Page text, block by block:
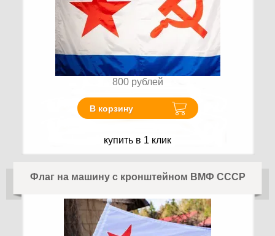
800 рублей
В корзину
купить в 1 клик
Флаг на машину с кронштейном ВМФ СССР